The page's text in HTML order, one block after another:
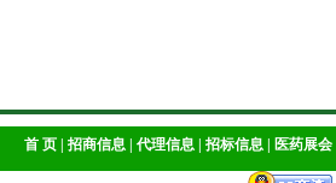
首 页| 招商信息| 代理信息| 招标信息| 医药展会|